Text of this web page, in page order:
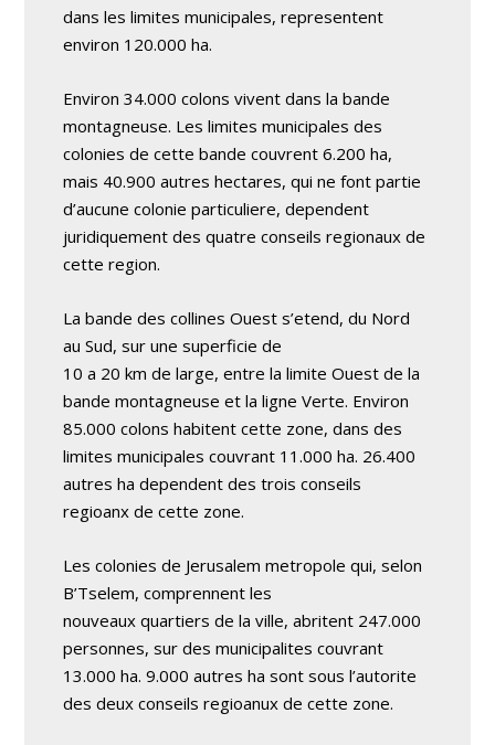
dans les limites municipales, representent
environ 120.000 ha.
Environ 34.000 colons vivent dans la bande
montagneuse. Les limites municipales des
colonies de cette bande couvrent 6.200 ha,
mais 40.900 autres hectares, qui ne font partie
d’aucune colonie particuliere, dependent
juridiquement des quatre conseils regionaux de
cette region.
La bande des collines Ouest s’etend, du Nord
au Sud, sur une superficie de
10 a 20 km de large, entre la limite Ouest de la
bande montagneuse et la ligne Verte. Environ
85.000 colons habitent cette zone, dans des
limites municipales couvrant 11.000 ha. 26.400
autres ha dependent des trois conseils
regioanx de cette zone.
Les colonies de Jerusalem metropole qui, selon
B’Tselem, comprennent les
nouveaux quartiers de la ville, abritent 247.000
personnes, sur des municipalites couvrant
13.000 ha. 9.000 autres ha sont sous l’autorite
des deux conseils regioanux de cette zone.